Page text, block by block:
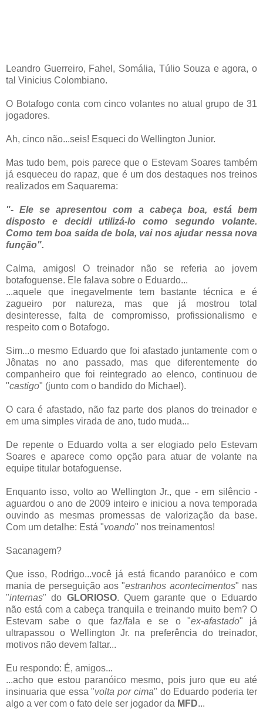
Leandro Guerreiro, Fahel, Somália, Túlio Souza e agora, o
tal Vinicius Colombiano.
O Botafogo conta com cinco volantes no atual grupo de 31
jogadores.
Ah, cinco não...seis! Esqueci do Wellington Junior.
Mas tudo bem, pois parece que o Estevam Soares também
já esqueceu do rapaz, que é um dos destaques nos treinos
realizados em Saquarema:
"- Ele se apresentou com a cabeça boa, está bem
disposto e decidi utilizá-lo como segundo volante.
Como tem boa saída de bola, vai nos ajudar nessa nova
função".
Calma, amigos! O treinador não se referia ao jovem
botafoguense. Ele falava sobre o Eduardo...
...aquele que inegavelmente tem bastante técnica e é
zagueiro por natureza, mas que já mostrou total
desinteresse, falta de compromisso, profissionalismo e
respeito com o Botafogo.
Sim...o mesmo Eduardo que foi afastado juntamente com o
Jônatas no ano passado, mas que diferentemente do
companheiro que foi reintegrado ao elenco, continuou de
"castigo" (junto com o bandido do Michael).
O cara é afastado, não faz parte dos planos do treinador e
em uma simples virada de ano, tudo muda...
De repente o Eduardo volta a ser elogiado pelo Estevam
Soares e aparece como opção para atuar de volante na
equipe titular botafoguense.
Enquanto isso, volto ao Wellington Jr., que - em silêncio -
aguardou o ano de 2009 inteiro e iniciou a nova temporada
ouvindo as mesmas promessas de valorização da base.
Com um detalhe: Está "voando" nos treinamentos!
Sacanagem?
Que isso, Rodrigo...você já está ficando paranóico e com
mania de perseguição aos "estranhos acontecimentos" nas
"internas" do GLORIOSO. Quem garante que o Eduardo
não está com a cabeça tranquila e treinando muito bem? O
Estevam sabe o que faz/fala e se o "ex-afastado" já
ultrapassou o Wellington Jr. na preferência do treinador,
motivos não devem faltar...
Eu respondo: É, amigos...
...acho que estou paranóico mesmo, pois juro que eu até
insinuaria que essa "volta por cima" do Eduardo poderia ter
algo a ver com o fato dele ser jogador da MFD...